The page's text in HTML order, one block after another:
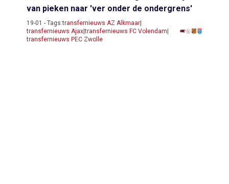
van pieken naar 'ver onder de ondergrens'
19-01 - Tags:transfernieuws AZ Alkmaar
transfernieuws Ajax|transfernieuws FC Volendam
transfernieuws PEC Zwolle